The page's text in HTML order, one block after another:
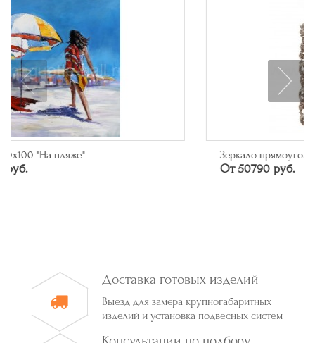
Зеркало прямоугольное в багете цвета серебро
Доставка готовых изделий
Выезд для замера крупногабаритных
изделий и установка подвесных систем